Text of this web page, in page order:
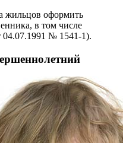
жильцов оформить
в том числе
04.07.1991 № 1541-1).